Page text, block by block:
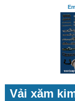
Vải xăm